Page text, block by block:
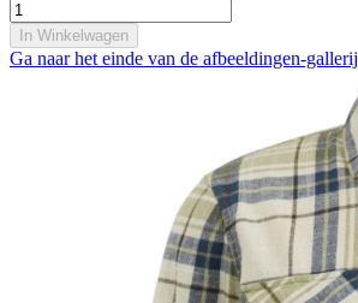
In Winkelwagen
Ga naar het einde van de afbeeldingen-gallerij